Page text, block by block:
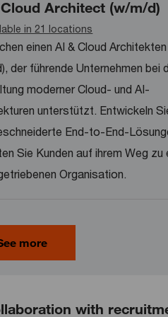
Architect (w/m/d)
in 21 locations
einen AI & Cloud Architekten
der führende Unternehmen bei
moderner Cloud- und AI-
unterstützt. Entwickeln
End-to-End-
Sie Kunden auf ihrem Weg zu
Organisation.
more
with